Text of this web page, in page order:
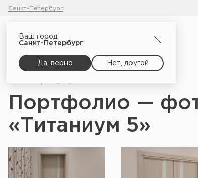
Санкт-Петербург
Ваш город:
Санкт-Петербург
Да, верно Нет, другой
Портфолио —
«Титаниум 5»